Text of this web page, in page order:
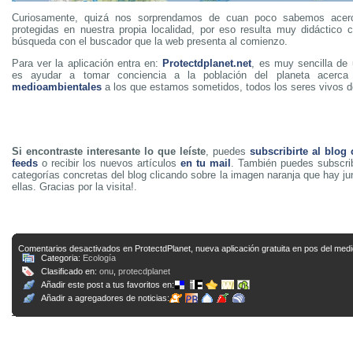
Curiosamente, quizá nos sorprendamos de cuan poco sabemos
protegidas en nuestra propia localidad, por eso resulta muy didáctico
búsqueda con el buscador que la web presenta al comienzo.
Para ver la aplicación entra en: Protectdplanet.net, es muy sencilla de
es ayudar a tomar conciencia a la población del planeta
medioambientales a los que estamos sometidos, todos los seres vivos
Si encontraste interesante lo que leíste, puedessubscribirte al blog
feeds o recibir los nuevos artículosen tu mail . También puedes
categorías concretas del blog clicando sobre la imagen naranja que hay
ellas. Gracias por la visita!.
Comentarios desactivados en ProtectdPlanet, nueva aplicación gratuita en pos del
Categoria: Ecología
Clasificado en: onu protecdplanet
Añadir este post a tus favoritos en:
Añadir a agregadores de noticias: